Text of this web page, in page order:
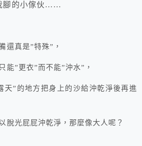
腳的小傢伙……
還真是”特殊”，
能”更衣”而不能”沖水”，
天”的地方把身上的沙給沖乾淨後再進
脫光屁屁沖乾淨，那麼像大人呢？